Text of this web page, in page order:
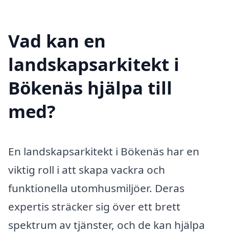
Vad kan en
landskapsarkitekt i
Bökenäs hjälpa till
med?
En landskapsarkitekt i Bökenäs har en
viktig roll i att skapa vackra och
funktionella utomhusmiljöer. Deras
expertis sträcker sig över ett brett
spektrum av tjänster, och de kan hjälpa